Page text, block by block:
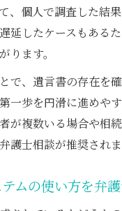
、個人で調査した結
延したケースもある
ります。
で、遺言書の存在を
一歩を円滑に進めやす
が複数いる場合や相
護士相談が推奨されま
ムの使い方を弁